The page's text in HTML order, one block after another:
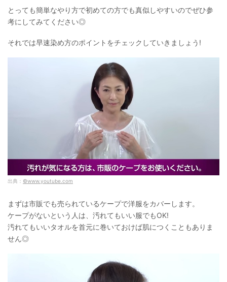
とっても簡単なやり方で初めての方でも真似しやすいのでぜひ参
考にしてみてください◎
それでは早速染め方のポイントをチェックしていきましょう!
出典： ©www.youtube.com
まずは市販でも売られているケープで洋服をカバーします。
ケープがないという人は、汚れてもいい服でもOK!
汚れてもいいタオルを首元に巻いておけば肌につくこともありま
せん◎